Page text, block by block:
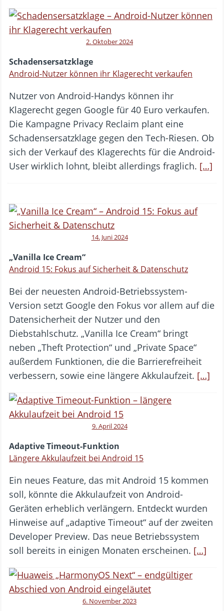
2. Oktober 2024
Schadensersatzklage
Android-Nutzer können ihr Klagerecht verkaufen
Nutzer von Android-Handys können ihr
Klagerecht gegen Google für 40 Euro verkaufen.
Die Kampagne Privacy Reclaim plant eine
Schadensersatzklage gegen den Tech-Riesen. Ob
sich der Verkauf des Klagerechts für die Android-
User wirklich lohnt, bleibt allerdings fraglich. […]
14. Juni 2024
„Vanilla Ice Cream“
Android 15: Fokus auf Sicherheit & Datenschutz
Bei der neuesten Android-Betriebssystem-
Version setzt Google den Fokus vor allem auf die
Datensicherheit der Nutzer und den
Diebstahlschutz. „Vanilla Ice Cream“ bringt
neben „Theft Protection“ und „Private Space“
außerdem Funktionen, die die Barrierefreiheit
verbessern, sowie eine längere Akkulaufzeit. […]
9. April 2024
Adaptive Timeout-Funktion
Längere Akkulaufzeit bei Android 15
Ein neues Feature, das mit Android 15 kommen
soll, könnte die Akkulaufzeit von Android-
Geräten erheblich verlängern. Entdeckt wurden
Hinweise auf „adaptive Timeout“ auf der zweiten
Developer Preview. Das neue Betriebssystem
soll bereits in einigen Monaten erscheinen. […]
6. November 2023